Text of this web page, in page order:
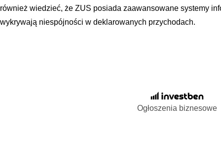
również wiedzieć, że ZUS posiada zaawansowane systemy
wykrywają niespójności w deklarowanych przychodach.
Ogłoszenia biznesowe